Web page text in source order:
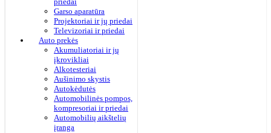
Garso aparatūra
Projektoriai ir jų priedai
Televizoriai ir priedai
Auto prekės
Akumuliatoriai ir jų
įkrovikliai
Alkotesteriai
Aušinimo skystis
Autokėdutės
Automobilinės pompos,
kompresoriai ir priedai
Automobilių aikštelių
įranga